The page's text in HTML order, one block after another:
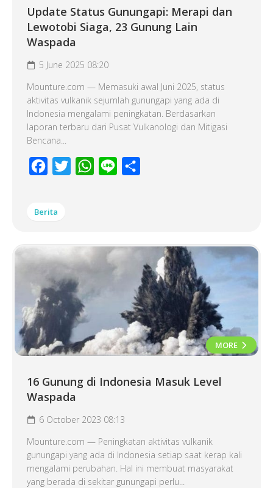
Update Status Gunungapi: Merapi dan
Lewotobi Siaga, 23 Gunung Lain
Waspada
5 June 2025 08:20
Mounture.com — Memasuki awal Juni 2025, status
aktivitas vulkanik sejumlah gunungapi yang ada di
Indonesia mengalami peningkatan. Berdasarkan
laporan terbaru dari Pusat Vulkanologi dan Mitigasi
Bencana...
Facebook
Twitter WhatsApp
Line
Berita
MORE
16 Gunung di Indonesia Masuk Level
Waspada
6 October 2023 08:13
Mounture.com — Peningkatan aktivitas vulkanik
gunungapi yang ada di Indonesia setiap saat kerap kali
mengalami perubahan. Hal ini membuat masyarakat
yang berada di sekitar gunungapi perlu...